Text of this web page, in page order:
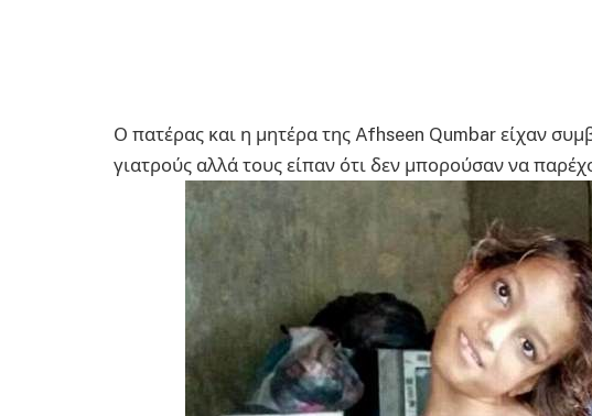
Ο πατέρας και η μητέρα της Afhseen Qumbar είχαν
γιατρούς αλλά τους είπαν ότι δεν μπορούσαν να